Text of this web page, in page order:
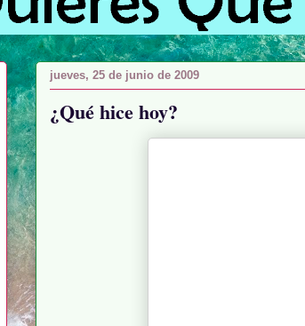
jueves, 25 de junio de 2009
¿Qué hice hoy?